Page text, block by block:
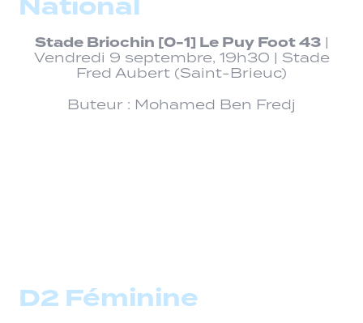
National
Stade Briochin [0-1] Le Puy Foot 43|
Vendredi 9 septembre, 19h30 | Stade
Fred Aubert (Saint-Brieuc)
Buteur : Mohamed Ben Fredj
D2 Féminine